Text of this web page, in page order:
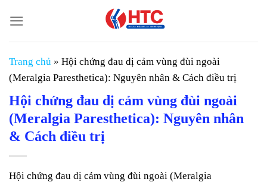
đến
nội
dung
Trang chủ » Hội chứng đau dị cảm vùng đùi ngoài
(Meralgia Paresthetica): Nguyên nhân & Cách điều trị
Hội chứng đau dị cảm vùng đùi ngoài
(Meralgia Paresthetica): Nguyên nhân
& Cách điều trị
Hội chứng đau dị cảm vùng đùi ngoài (Meralgia